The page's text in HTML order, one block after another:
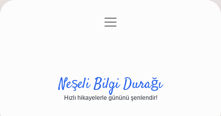
Gizlilik Politikası
menüyü
Neşeli Bilgi Durağı
Hızlı hikayelerle gününü şenlendir!